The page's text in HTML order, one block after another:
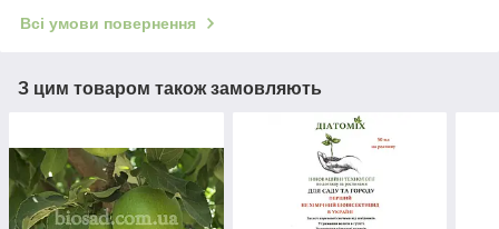
Всі умови повернення
З цим товаром також замовляють